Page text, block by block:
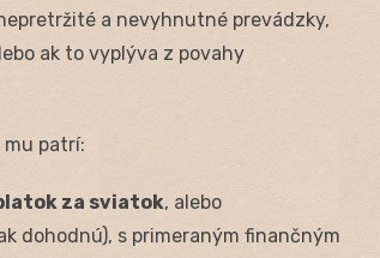
a nevyhnutné prevádzky,
ak to vyplýva z povahy
patrí:
za sviatok, alebo
dohodnú), s primeraným finančným